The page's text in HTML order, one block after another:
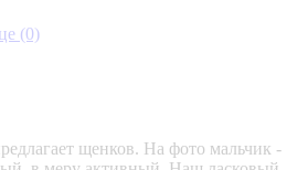
(0)
щенков. На фото мальчик -